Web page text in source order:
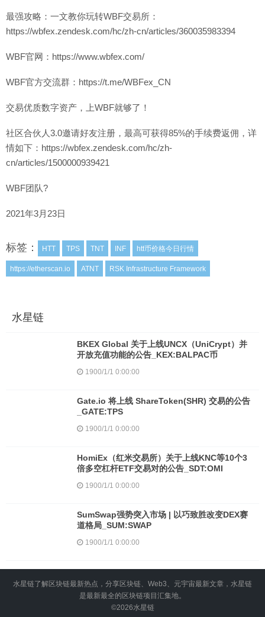
最强攻略：一文教你玩转WBF交易所：
https://wbfex.zendesk.com/hc/zh-cn/articles/360035983394
WBF官网：https://www.wbfex.com/
WBF官方交流群：https://t.me/WBFex_CN
交易优质数字资产，上WBF就够了！
社区合伙人3.0邀请好友注册，最高可获得85%的手续费返佣，详
情如下：https://wbfex.zendesk.com/hc/zh-
cn/articles/1500000939421
WBF团队?
2021年3月23日
标签： HTT TPS TNT INF htt币价格今日行情
https://etherscan.io ATNT RSK Infrastructure Framework
水星链
BKEX Global 关于上线UNCX（UniCrypt）并
开放充值功能的公告_KEX:BALPAC币
1900/1/1 0:00:00
Gate.io 将上线 ShareToken(SHR) 交易的公告
_GATE:TPS
1900/1/1 0:00:00
HomiEx（红米交易所）关于上线KNC等10个3
倍多空杠杆ETF交易对的公告_SDT:OMI
1900/1/1 0:00:00
SumSwap强势突入市场 | 以巧致胜改变DEX赛
道格局_SUM:SWAP
1900/1/1 0:00:00
水星链了解区块链最新热点，分享区块链、Web3、元宇宙最新文章，水星链
是最新最全的区块链项目汇集地。
©2026水星链